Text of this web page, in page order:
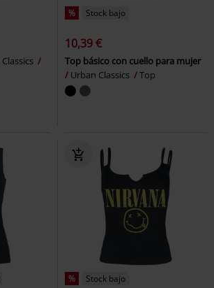
% Stock bajo
10,39 €
Top básico con cuello para mujer
Urban Classics
Top
% Stock bajo